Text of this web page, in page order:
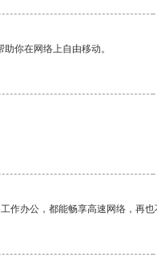
你在网络上自由移动。
办公，都能畅享高速网络，再也